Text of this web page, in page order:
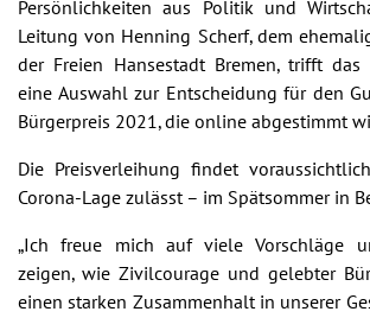
Persönlichkeiten aus Politik und
Leitung von Henning Scherf, dem
der Freien Hansestadt Bremen, trifft
eine Auswahl zur Entscheidung für den
Bürgerpreis 2021, die online abgestimmt
Die Preisverleihung findet
Corona-Lage zulässt – im Spätsommer in
„Ich freue mich auf viele Vorschläge
zeigen, wie Zivilcourage und gelebter
einen starken Zusammenhalt in unserer